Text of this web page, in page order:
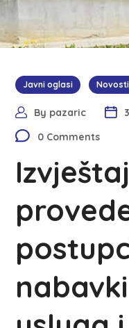
Javni oglasi
By pazaric
0 Comments